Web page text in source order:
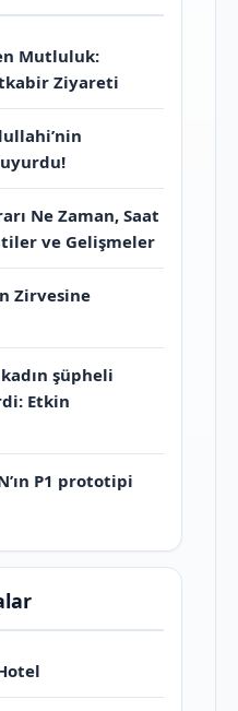
Mutluluk:
Ziyareti
Ne Zaman, Saat
ve Gelişmeler
Zirvesine
şüpheli
Etkin
P1 prototipi